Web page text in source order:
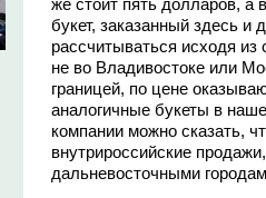
букет, заказанный здесь
рассчитываться исходя из
не во Владивостоке или
границей, по цене
аналогичные букеты в
компании можно сказать,
внутрироссийские
дальневосточными